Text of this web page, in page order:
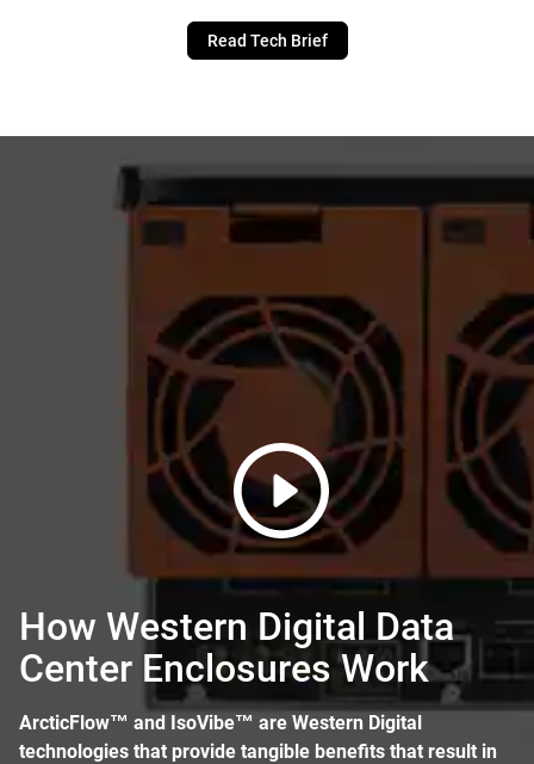
Read Tech Brief
How Western Digital Data
Center Enclosures Work
ArcticFlow™ and IsoVibe™ are Western Digital
technologies that provide tangible benefits that result in